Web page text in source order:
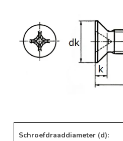
Schroefdraaddiameter (d):